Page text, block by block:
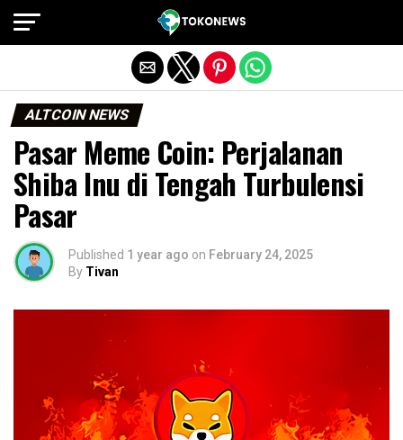
ALTCOIN NEWS
Pasar Meme Coin: Perjalanan
Shiba Inu di Tengah Turbulensi
Pasar
Published 1 year ago on February 24, 2025
By Tivan
Exit mobile version